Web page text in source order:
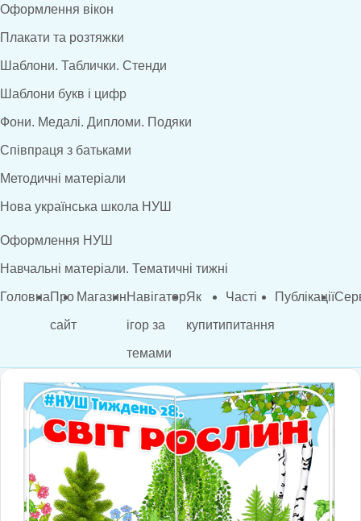
Оформлення вікон
Плакати та розтяжки
Шаблони. Таблички. Стенди
Шаблони букв і цифр
Фони. Медалі. Дипломи. Подяки
Співпраця з батьками
Методичні матеріали
Нова українська школа НУШ
Оформлення НУШ
Навчальні матеріали. Тематичні тижні
ГоловнаПро
сайт
МагазинНавігатор
ігор за
темами
Як
купити
Часті
питання
Публікації